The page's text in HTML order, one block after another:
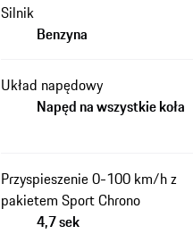
Silnik
Benzyna
Układ napędowy
Napęd na wszystkie koła
Przyspieszenie 0-100 km/h z
pakietem Sport Chrono
4,7 sek